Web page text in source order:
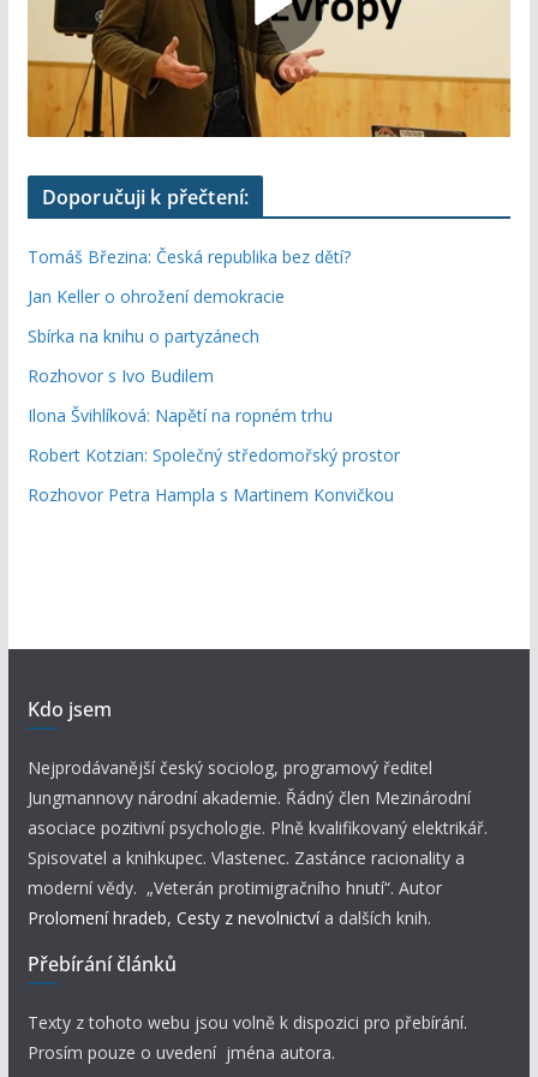
Doporučuji k přečtení:
Tomáš Březina: Česká republika bez dětí?
Jan Keller o ohrožení demokracie
Sbírka na knihu o partyzánech
Rozhovor s Ivo Budilem
Ilona Švihlíková: Napětí na ropném trhu
Robert Kotzian: Společný středomořský prostor
Rozhovor Petra Hampla s Martinem Konvičkou
Kdo jsem
Nejprodávanější český sociolog, programový ředitel
Jungmannovy národní akademie. Řádný člen Mezinárodní
asociace pozitivní psychologie. Plně kvalifikovaný elektrikář.
Spisovatel a knihkupec. Vlastenec. Zastánce racionality a
moderní vědy. „Veterán protimigračního hnutí“. Autor
Prolomení hradeb, Cesty z nevolnictví a dalších knih.
Přebírání článků
Texty z tohoto webu jsou volně k dispozici pro přebírání.
Prosím pouze o uvedení jména autora.